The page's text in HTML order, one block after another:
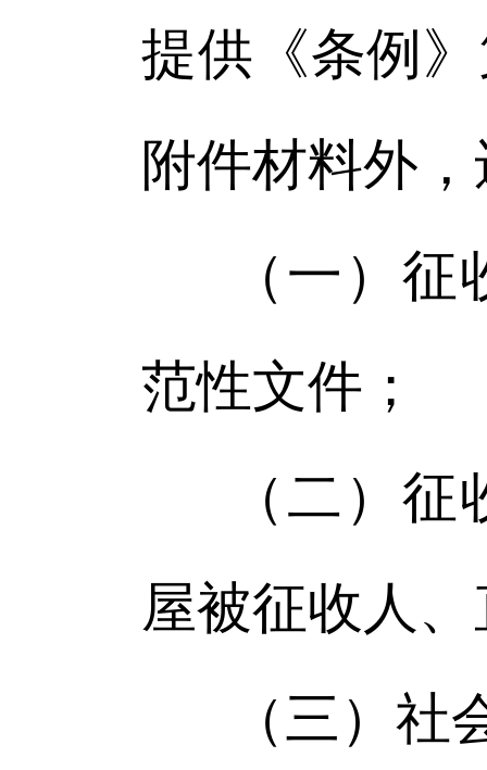
提供《条例
附件材料外
（一）
范性文件；
（二）
屋被征收人
（三）